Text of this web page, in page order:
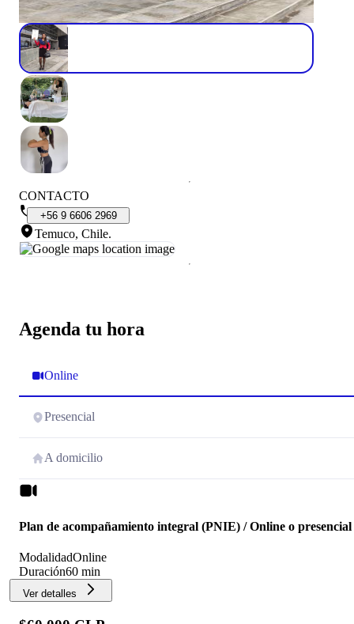
Agenda tu hora
Online
Presencial
A domicilio
Plan de acompañamiento integral (PNIE) / Online o presencial
ModalidadOnline
Duración60 min
Ver detalles
CONTACTO
+56 9 6606 2969
Temuco, Chile.